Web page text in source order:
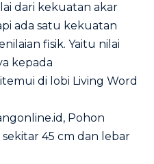
dari kekuatan akar
ada satu kekuatan
fisik. Yaitu nilai
kepada
di lobi Living Word
Pohon
45 cm dan lebar